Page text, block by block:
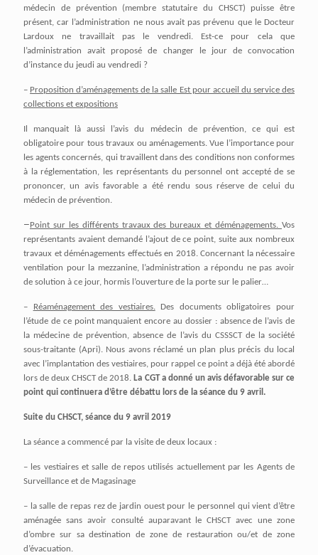
médecin de prévention (membre statutaire du CHSCT) puisse être
présent, car l’administration ne nous avait pas prévenu que le Docteur
Lardoux ne travaillait pas le vendredi. Est-ce pour cela que
l’administration avait proposé de changer le jour de convocation
d’instance du jeudi au vendredi ?
– Proposition d’aménagements de la salle Est pour accueil du service des
collections et expositions
Il manquait là aussi l’avis du médecin de prévention, ce qui est
obligatoire pour tous travaux ou aménagements. Vue l’importance pour
les agents concernés, qui travaillent dans des conditions non conformes
à la réglementation, les représentants du personnel ont accepté de se
prononcer, un avis favorable a été rendu sous réserve de celui du
médecin de prévention.
– Point sur les différents travaux des bureaux et déménagements. Vos
représentants avaient demandé l’ajout de ce point, suite aux nombreux
travaux et déménagements effectués en 2018. Concernant la nécessaire
ventilation pour la mezzanine, l’administration a répondu ne pas avoir
de solution à ce jour, hormis l’ouverture de la porte sur le palier…
– Réaménagement des vestiaires.Des documents obligatoires pour
l’étude de ce point manquaient encore au dossier : absence de l’avis de
la médecine de prévention, absence de l’avis du CSSSCT de la société
sous-traitante (Apri). Nous avons réclamé un plan plus précis du local
avec l’implantation des vestiaires, pour rappel ce point a déjà été abordé
lors de deux CHSCT de 2018. La CGT a donné un avis défavorable sur ce
point qui continuera d’être débattu lors de la séance du 9 avril.
Suite du CHSCT, séance du 9 avril 2019
La séance a commencé par la visite de deux locaux :
– les vestiaires et salle de repos utilisés actuellement par les Agents de
Surveillance et de Magasinage
– la salle de repas rez de jardin ouest pour le personnel qui vient d’être
aménagée sans avoir consulté auparavant le CHSCT avec une zone
d’ombre sur sa destination de zone de restauration ou/et de zone
d’évacuation.